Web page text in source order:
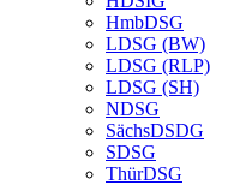
HmbDSG
LDSG (BW)
LDSG (RLP)
LDSG (SH)
NDSG
SächsDSDG
SDSG
ThürDSG